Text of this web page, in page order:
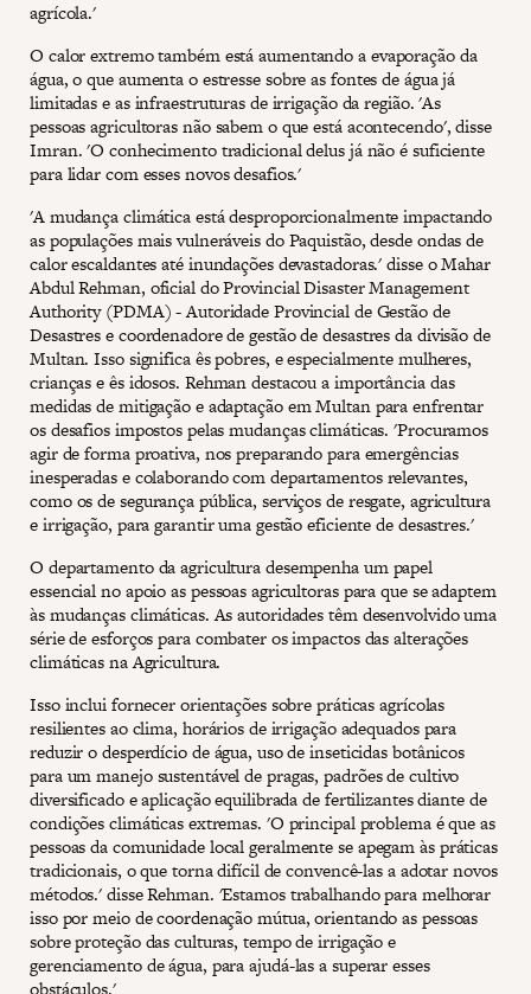
agrícola.'
O calor extremo também está aumentando a evaporação da
água, o que aumenta o estresse sobre as fontes de água já
limitadas e as infraestruturas de irrigação da região. 'As
pessoas agricultoras não sabem o que está acontecendo', disse
Imran. 'O conhecimento tradicional delus já não é suficiente
para lidar com esses novos desafios.'
'A mudança climática está desproporcionalmente impactando
as populações mais vulneráveis do Paquistão, desde ondas de
calor escaldantes até inundações devastadoras.' disse o Mahar
Abdul Rehman, oficial do Provincial Disaster Management
Authority (PDMA) - Autoridade Provincial de Gestão de
Desastres e coordenadore de gestão de desastres da divisão de
Multan. Isso significa ês pobres, e especialmente mulheres,
crianças e ês idosos. Rehman destacou a importância das
medidas de mitigação e adaptação em Multan para enfrentar
os desafios impostos pelas mudanças climáticas. 'Procuramos
agir de forma proativa, nos preparando para emergências
inesperadas e colaborando com departamentos relevantes,
como os de segurança pública, serviços de resgate, agricultura
e irrigação, para garantir uma gestão eficiente de desastres.'
O departamento da agricultura desempenha um papel
essencial no apoio as pessoas agricultoras para que se adaptem
às mudanças climáticas. As autoridades têm desenvolvido uma
série de esforços para combater os impactos das alterações
climáticas na Agricultura.
Isso inclui fornecer orientações sobre práticas agrícolas
resilientes ao clima, horários de irrigação adequados para
reduzir o desperdício de água, uso de inseticidas botânicos
para um manejo sustentável de pragas, padrões de cultivo
diversificado e aplicação equilibrada de fertilizantes diante de
condições climáticas extremas. 'O principal problema é que as
pessoas da comunidade local geralmente se apegam às práticas
tradicionais, o que torna difícil de convencê-las a adotar novos
métodos.' disse Rehman. 'Estamos trabalhando para melhorar
isso por meio de coordenação mútua, orientando as pessoas
sobre proteção das culturas, tempo de irrigação e
gerenciamento de água, para ajudá-las a superar esses
obstáculos.'